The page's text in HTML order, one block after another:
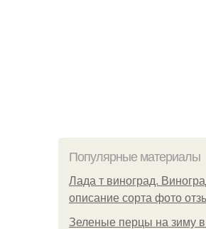
Популярные материалы
Лада т виноград.
описание сорта фото
Зеленые перцы на зиму в